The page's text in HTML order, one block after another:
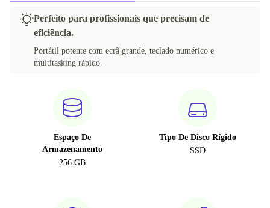
Perfeito para profissionais que precisam de
eficiência.
Portátil potente com ecrã grande, teclado numérico e
multitasking rápido.
Espaço De
Armazenamento
256 GB
Tipo De Disco Rígido
SSD